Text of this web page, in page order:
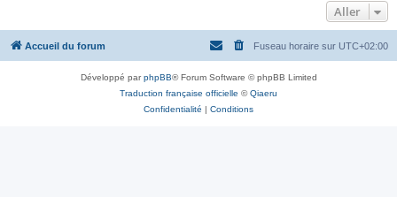
Aller
Accueil du forum Fuseau horaire sur UTC+02:00
Développé parphpBB® Forum Software © phpBB Limited
Traduction française officielle ©Qiaeru
Confidentialité | Conditions